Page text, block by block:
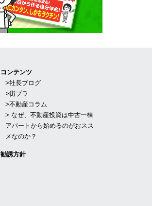
コンテンツ
>社長ブログ
>街ブラ
>不動産コラム
> なぜ、不動産投資は中古一棟
アパートから始めるのがおスス
メなのか？
勧誘方針